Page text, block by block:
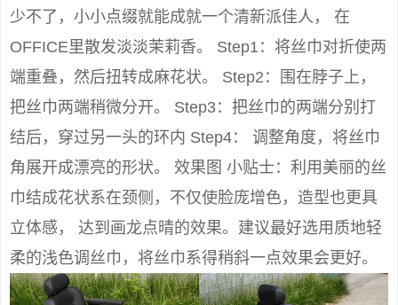
少不了，小小点缀就能成就一个清新派佳人， 在
OFFICE里散发淡淡茉莉香。 Step1：将丝巾对折使两
端重叠，然后扭转成麻花状。 Step2：围在脖子上，
把丝巾两端稍微分开。 Step3：把丝巾的两端分别打
结后，穿过另一头的环内 Step4： 调整角度，将丝巾
角展开成漂亮的形状。 效果图 小贴士：利用美丽的丝
巾结成花状系在颈侧，不仅使脸庞增色，造型也更具
立体感， 达到画龙点晴的效果。建议最好选用质地轻
柔的浅色调丝巾，将丝巾系得稍斜一点效果会更好。